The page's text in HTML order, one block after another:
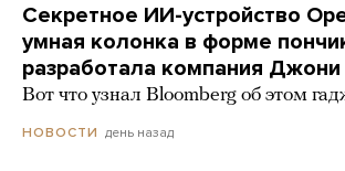
Секретное ИИ-устройство
умная колонка в форме
разработала компания
Вот что узнал Bloomberg об этом
НОВОСТИ день назад